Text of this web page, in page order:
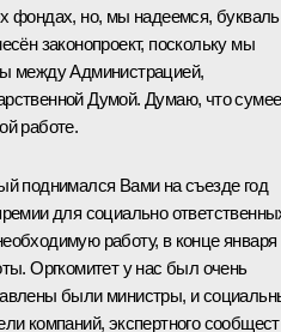
фондах, но, мы надеемся,
законопроект, поскольку мы
между Администрацией,
Думой. Думаю, что
работе.
поднимался Вами на съезде год
для социально
работу, в конце января
Оргкомитет у нас был очень
были министры, и
компаний, экспертного